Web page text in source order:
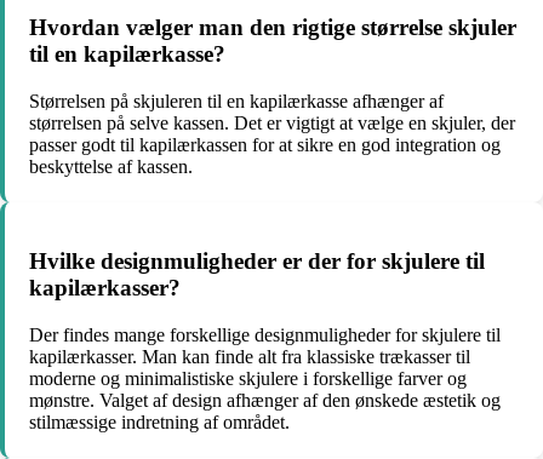
Hvordan vælger man den rigtige størrelse skjuler
til en kapilærkasse?
Størrelsen på skjuleren til en kapilærkasse afhænger af
størrelsen på selve kassen. Det er vigtigt at vælge en skjuler, der
passer godt til kapilærkassen for at sikre en god integration og
beskyttelse af kassen.
Hvilke designmuligheder er der for skjulere til
kapilærkasser?
Der findes mange forskellige designmuligheder for skjulere til
kapilærkasser. Man kan finde alt fra klassiske trækasser til
moderne og minimalistiske skjulere i forskellige farver og
mønstre. Valget af design afhænger af den ønskede æstetik og
stilmæssige indretning af området.